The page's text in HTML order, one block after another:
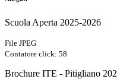
Scuola Aperta 2025-2026
File JPEG
Contatore click: 58
Brochure ITE - Pitigliano